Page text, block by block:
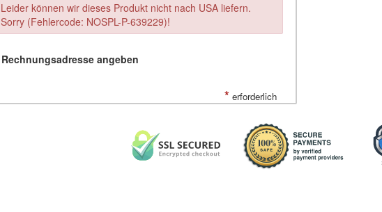
Leider können wir dieses Produkt nicht nach USA liefern.
Sorry (Fehlercode: NOSPL-P-639229)!
Rechnungsadresse angeben
* erforderlich